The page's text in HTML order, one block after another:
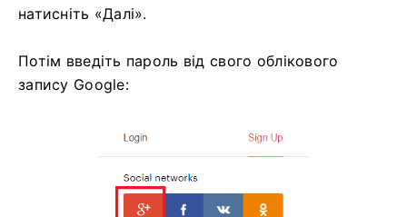
натисніть «Далі».
Потім введіть пароль від свого облікового
запису Google: